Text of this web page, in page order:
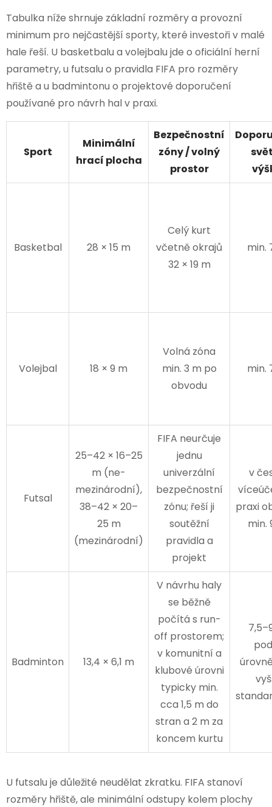
Tabulka níže shrnuje základní rozměry a provozní
minimum pro nejčastější sporty, které investoři v malé
hale řeší. U basketbalu a volejbalu jde o oficiální herní
parametry, u futsalu o pravidla FIFA pro rozměry
hřiště a u badmintonu o projektové doporučení
používané pro návrh hal v praxi.
Sport
Minimální
hrací plocha
Bezpečnostní
zóny / volný
prostor
Basketbal 28 × 15 m
Celý kurt
včetně okrajů
32 × 19 m
min.
Volejbal 18 × 9 m
Volná zóna
min. 3 m po
obvodu
min.
Futsal
25–42 × 16–25
m (ne-
mezinárodní),
38–42 × 20–
25 m
(mezinárodní)
FIFA neurčuje
jednu
univerzální
bezpečnostní
zónu; řeší ji
soutěžní
pravidla a
projekt
v
praxi
min.
Badminton 13,4 × 6,1 m
V návrhu haly
se běžně
počítá s run-
off prostorem;
v komunitní a
klubové úrovni
typicky min.
cca 1,5 m do
stran a 2 m za
koncem kurtu
U futsalu je důležité neudělat zkratku. FIFA stanoví
rozměry hřiště, ale minimální odstupy kolem plochy